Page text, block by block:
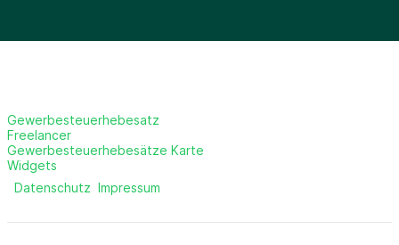
Gewerbesteuerhebesatz
Freelancer
Gewerbesteuerhebesätze Karte
Widgets
Datenschutz Impressum